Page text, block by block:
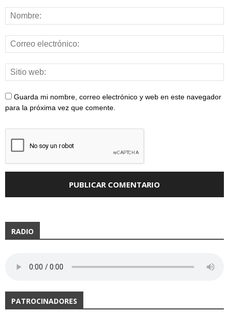
Guarda mi nombre, correo electrónico y web en este navegador
para la próxima vez que comente.
RADIO
PATROCINADORES